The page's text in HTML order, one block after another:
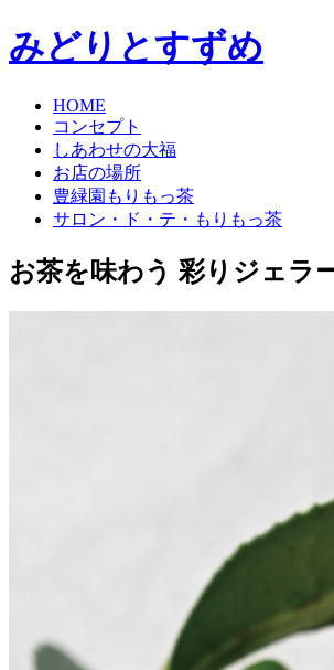
みどりとすずめ
HOME
コンセプト
しあわせの大福
お店の場所
豊緑園もりもっ茶
サロン・ド・テ・もりもっ茶
コ
ン
テ
お茶を味わう 彩りジェラ